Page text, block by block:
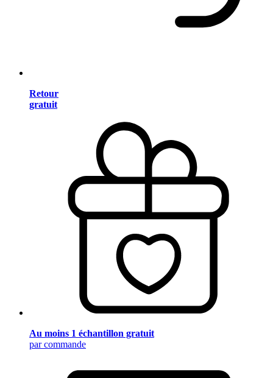
Retour
gratuit
Au moins 1 échantillon gratuit
par commande